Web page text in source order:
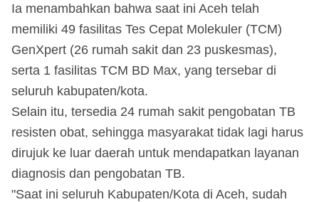
Ia menambahkan bahwa saat ini Aceh telah
memiliki 49 fasilitas Tes Cepat Molekuler (TCM)
GenXpert (26 rumah sakit dan 23 puskesmas),
serta 1 fasilitas TCM BD Max, yang tersebar di
seluruh kabupaten/kota.
Selain itu, tersedia 24 rumah sakit pengobatan TB
resisten obat, sehingga masyarakat tidak lagi harus
dirujuk ke luar daerah untuk mendapatkan layanan
diagnosis dan pengobatan TB.
"Saat ini seluruh Kabupaten/Kota di Aceh, sudah